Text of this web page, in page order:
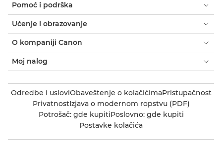
Pomoć i podrška
Učenje i obrazovanje
O kompaniji Canon
Moj nalog
Odredbe i usloviObaveštenje o kolačićimaPristupačnost
PrivatnostIzjava o modernom ropstvu (PDF)
Potrošač: gde kupitiPoslovno: gde kupiti
Postavke kolačića